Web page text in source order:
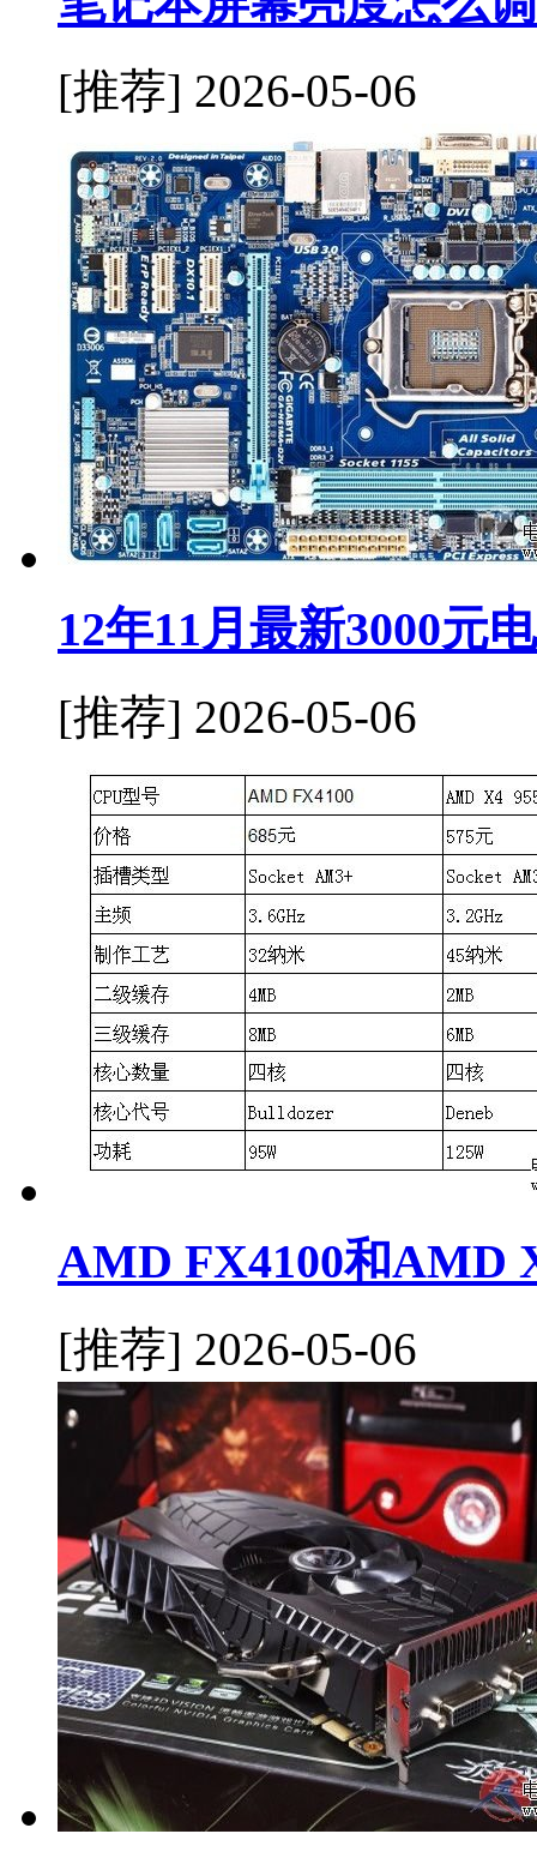
[推荐] 2026-05-06
12年11月最新3000元
[推荐] 2026-05-06
AMD FX4100和AMD
[推荐] 2026-05-06